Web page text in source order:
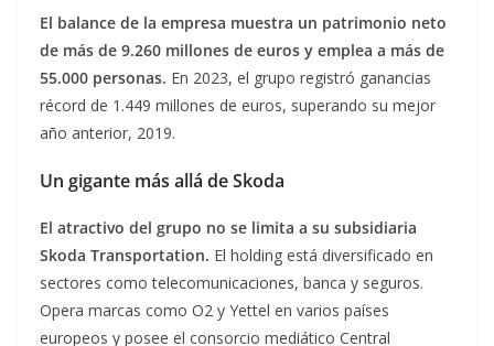
El balance de la empresa muestra un patrimonio neto
de más de 9.260 millones de euros y emplea a más de
55.000 personas. En 2023, el grupo registró ganancias
récord de 1.449 millones de euros, superando su mejor
año anterior, 2019.
Un gigante más allá de Skoda
El atractivo del grupo no se limita a su subsidiaria
Skoda Transportation. El holding está diversificado en
sectores como telecomunicaciones, banca y seguros.
Opera marcas como O2 y Yettel en varios países
europeos y posee el consorcio mediático Central